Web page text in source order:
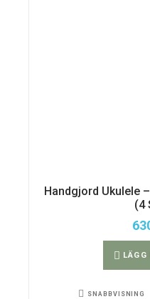
Handgjord Ukulele
(4
LÄGG
SNABBVISNING